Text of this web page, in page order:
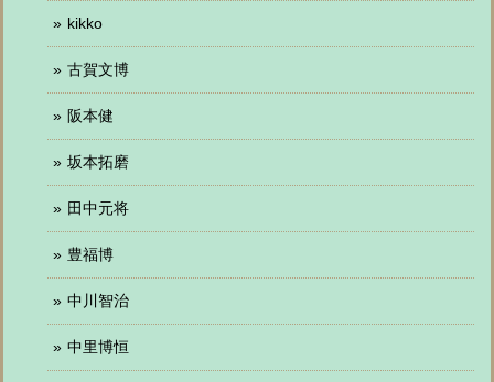
kikko
古賀文博
阪本健
坂本拓磨
田中元将
豊福博
中川智治
中里博恒